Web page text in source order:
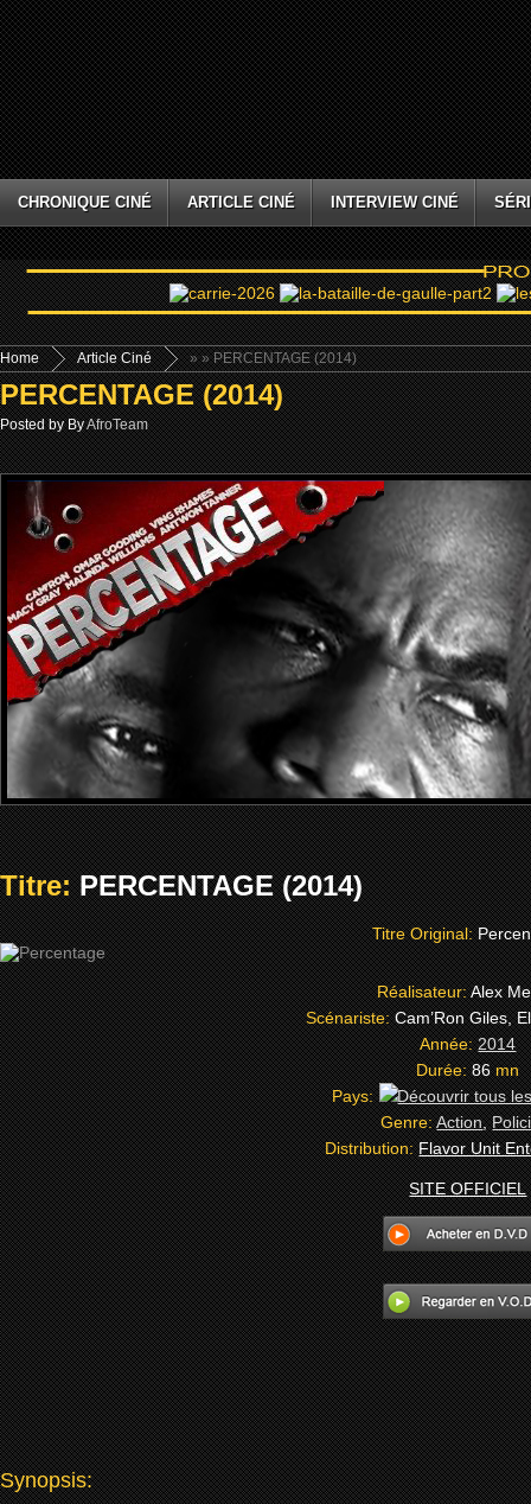
CHRONIQUE CINÉ ARTICLE CINÉ INTERVIEW CINÉ
Home »
Article Ciné » PERCENTAGE (2014)
PERCENTAGE (2014)
Posted by ByAfroTeam
Titre:PERCENTAGE (2014)
Titre Original:
Réalisateur:Alex
Scénariste:Cam’Ron Giles,
Année:2014
Durée:86mn
Pays:
Genre:Action,
Distribution:Flavor Unit
SITE OFFICIEL
Synopsis: